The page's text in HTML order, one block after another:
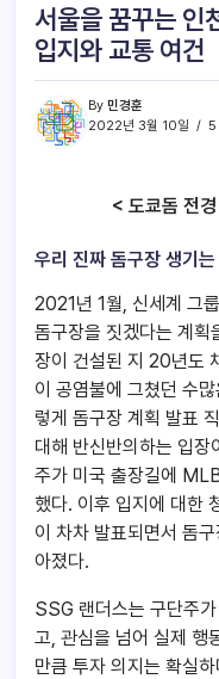
서울을 꿈꾸는 인
입지와 교통 여건
By 민경훈
2022년 3월 10일
5
< 도쿄돔 전
우리 진짜 돔구장 생기
2021년 1월, 신세계 그
돔구장을 짓겠다는 계획
장이 건설된 지 20년도
이 공염불에 그쳤던 수
렇게 돔구장 계획 발표
대해 반신반의하는 입
주가 미국 출장길에
했다. 이후 입지에 대한
이 차차 발표되면서 돔
아졌다.
SSG 랜더스는 구단주
고, 관심을 넘어 실제 행
만큼 투자 의지는 확실